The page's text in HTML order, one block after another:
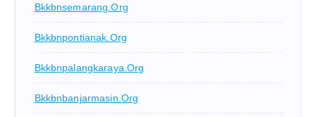
Bkkbnsemarang.org
Bkkbnpontianak.org
Bkkbnpalangkaraya.org
Bkkbnbanjarmasin.org